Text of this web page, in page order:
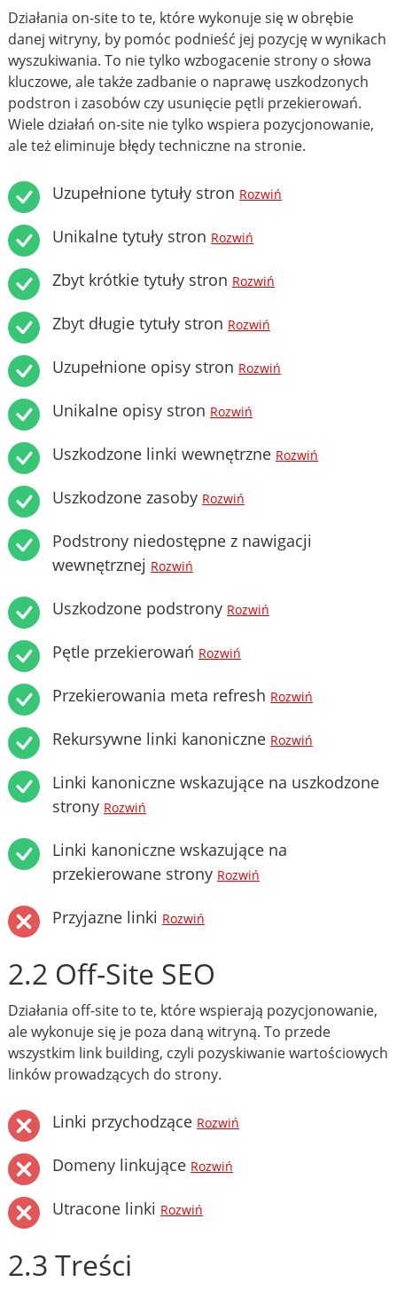
Działania on-site to te, które wykonuje się w obrębie
danej witryny, by pomóc podnieść jej pozycję w wynikach
wyszukiwania. To nie tylko wzbogacenie strony o słowa
kluczowe, ale także zadbanie o naprawę uszkodzonych
podstron i zasobów czy usunięcie pętli przekierowań.
Wiele działań on-site nie tylko wspiera pozycjonowanie,
ale też eliminuje błędy techniczne na stronie.
Uzupełnione tytuły stron Rozwiń
Unikalne tytuły stron Rozwiń
Zbyt krótkie tytuły stron Rozwiń
Zbyt długie tytuły stron Rozwiń
Uzupełnione opisy stron Rozwiń
Unikalne opisy stron Rozwiń
Uszkodzone linki wewnętrzne Rozwiń
Uszkodzone zasoby Rozwiń
Podstrony niedostępne z nawigacji
wewnętrznej Rozwiń
Uszkodzone podstrony Rozwiń
Pętle przekierowań Rozwiń
Przekierowania meta refresh Rozwiń
Rekursywne linki kanoniczne Rozwiń
Linki kanoniczne wskazujące na uszkodzone
strony Rozwiń
Linki kanoniczne wskazujące na
przekierowane strony Rozwiń
Przyjazne linki Rozwiń
2.2 Off-Site SEO
Działania off-site to te, które wspierają pozycjonowanie,
ale wykonuje się je poza daną witryną. To przede
wszystkim link building, czyli pozyskiwanie wartościowych
linków prowadzących do strony.
Linki przychodzące Rozwiń
Domeny linkujące Rozwiń
Utracone linki Rozwiń
2.3 Treści